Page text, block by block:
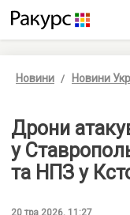
Новини Новини
Дрони
у
та НПЗ у
20 тра 2026, 11:27